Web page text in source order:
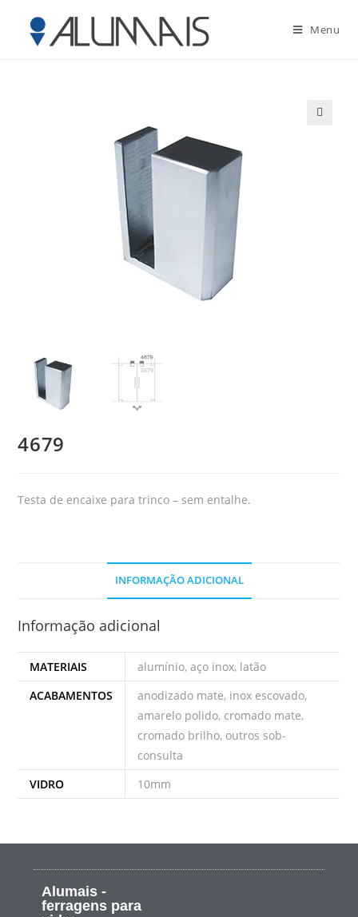
Menu
4679
Testa de encaixe para trinco – sem entalhe.
INFORMAÇÃO ADICIONAL
Informação adicional
MATERIAIS
alumínio, aço inox, latão
ACABAMENTOS
anodizado mate, inox escovado,
amarelo polido, cromado mate,
cromado brilho, outros sob-
consulta
VIDRO
10mm
Alumais -
ferragens para